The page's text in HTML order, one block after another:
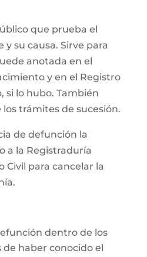
que prueba el
su causa. Sirve para
anotada en el
y en el Registro
si lo hubo. También
trámites de sucesión.
de defunción la
a la Registraduría
Civil para cancelar la
dentro de los
de haber conocido el